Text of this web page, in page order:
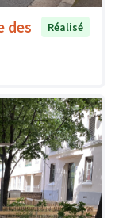
des
Réalisé